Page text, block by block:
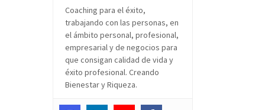
Coaching para el éxito,
trabajando con las personas, en
el ámbito personal, profesional,
empresarial y de negocios para
que consigan calidad de vida y
éxito profesional. Creando
Bienestar y Riqueza.